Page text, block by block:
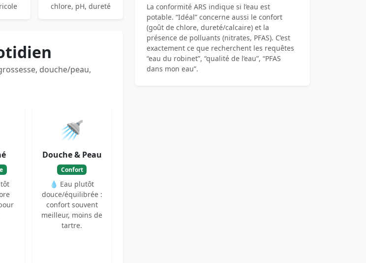
chlore, pH, dureté
douche/peau,
🚿
Douche & Peau
Confort
💧 Eau plutôt
douce/équilibrée :
confort souvent
meilleur, moins de
tartre.
La conformité ARS indique si l’eau est
potable. “Idéal” concerne aussi le confort
(goût de chlore, dureté/calcaire) et la
présence de polluants (nitrates, PFAS). C’est
exactement ce que recherchent les requêtes
“eau du robinet”, “qualité de l’eau”, “PFAS
dans mon eau”.